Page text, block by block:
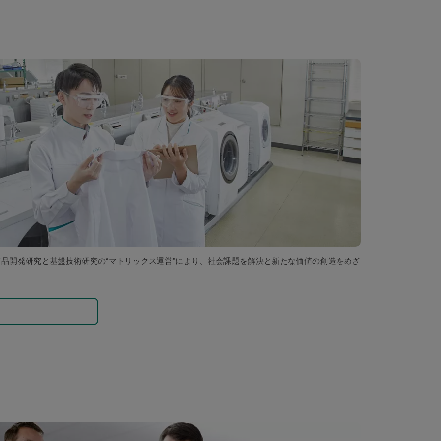
開発研究と基盤技術研究の“マトリックス運営”により、社会課題を解決と新たな価値の創造をめざ